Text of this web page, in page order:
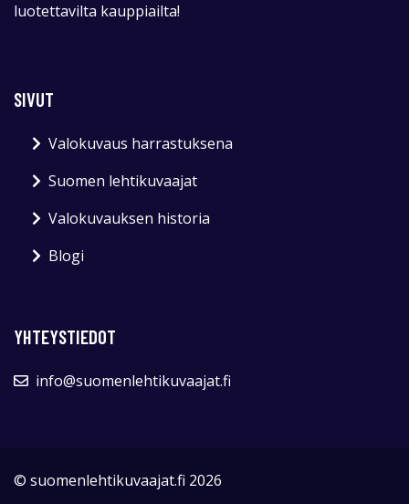
luotettavilta kauppiailta!
SIVUT
Valokuvaus harrastuksena
Suomen lehtikuvaajat
Valokuvauksen historia
Blogi
YHTEYSTIEDOT
info@suomenlehtikuvaajat.fi
© suomenlehtikuvaajat.fi 2026